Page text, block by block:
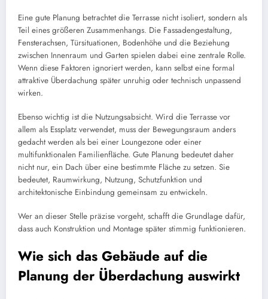
Eine gute Planung betrachtet die Terrasse nicht isoliert, sondern als
Teil eines größeren Zusammenhangs. Die Fassadengestaltung,
Fensterachsen, Türsituationen, Bodenhöhe und die Beziehung
zwischen Innenraum und Garten spielen dabei eine zentrale Rolle.
Wenn diese Faktoren ignoriert werden, kann selbst eine formal
attraktive Überdachung später unruhig oder technisch unpassend
wirken.
Ebenso wichtig ist die Nutzungsabsicht. Wird die Terrasse vor
allem als Essplatz verwendet, muss der Bewegungsraum anders
gedacht werden als bei einer Loungezone oder einer
multifunktionalen Familienfläche. Gute Planung bedeutet daher
nicht nur, ein Dach über eine bestimmte Fläche zu setzen. Sie
bedeutet, Raumwirkung, Nutzung, Schutzfunktion und
architektonische Einbindung gemeinsam zu entwickeln.
Wer an dieser Stelle präzise vorgeht, schafft die Grundlage dafür,
dass auch Konstruktion und Montage später stimmig funktionieren.
Wie sich das Gebäude auf die
Planung der Überdachung auswirkt